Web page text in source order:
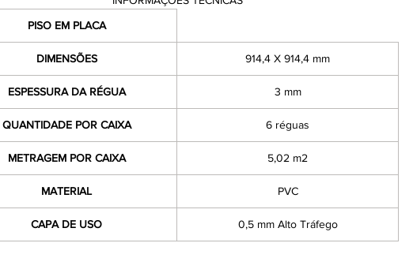
PISO EM PLACA
DIMENSÕES 914,4 X 914,4 mm
ESPESSURA DA RÉGUA 3 mm
QUANTIDADE POR CAIXA 6 réguas
METRAGEM POR CAIXA 5,02 m2
MATERIAL PVC
CAPA DE USO 0,5 mm Alto Tráfego